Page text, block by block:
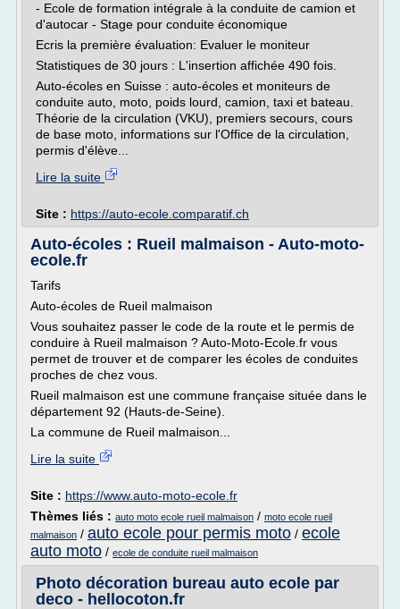
- Ecole de formation intégrale à la conduite de camion et
d'autocar - Stage pour conduite économique
Ecris la première évaluation: Evaluer le moniteur
Statistiques de 30 jours : L'insertion affichée 490 fois.
Auto-écoles en Suisse : auto-écoles et moniteurs de
conduite auto, moto, poids lourd, camion, taxi et bateau.
Théorie de la circulation (VKU), premiers secours, cours
de base moto, informations sur l'Office de la circulation,
permis d'élève...
Lire la suite
Site : https://auto-ecole.comparatif.ch
Auto-écoles : Rueil malmaison - Auto-moto-
ecole.fr
Tarifs
Auto-écoles de Rueil malmaison
Vous souhaitez passer le code de la route et le permis de
conduire à Rueil malmaison ? Auto-Moto-Ecole.fr vous
permet de trouver et de comparer les écoles de conduites
proches de chez vous.
Rueil malmaison est une commune française située dans le
département 92 (Hauts-de-Seine).
La commune de Rueil malmaison...
Lire la suite
Site : https://www.auto-moto-ecole.fr
Thèmes liés : auto moto ecole rueil malmaison / moto ecole rueil
malmaison / auto ecole pour permis moto / ecole
auto moto / ecole de conduite rueil malmaison
Photo décoration bureau auto ecole par
deco - hellocoton.fr